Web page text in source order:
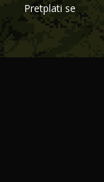
Pretplati se